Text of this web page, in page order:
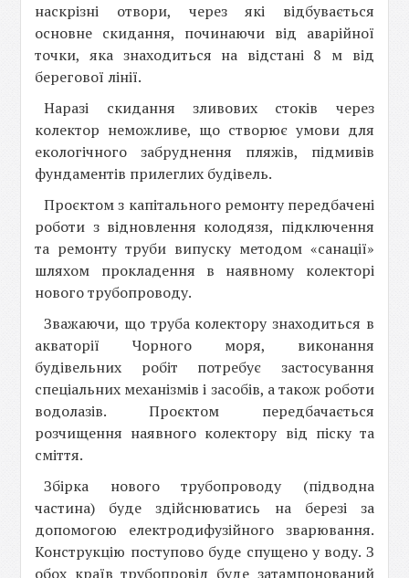
наскрізні отвори, через які відбувається
основне скидання, починаючи від аварійної
точки, яка знаходиться на відстані 8 м від
берегової лінії.
Наразі скидання зливових стоків через
колектор неможливе, що створює умови для
екологічного забруднення пляжів, підмивів
фундаментів прилеглих будівель.
Проєктом з капітального ремонту передбачені
роботи з відновлення колодязя, підключення
та ремонту труби випуску методом «санації»
шляхом прокладення в наявному колекторі
нового трубопроводу.
Зважаючи, що труба колектору знаходиться в
акваторії Чорного моря, виконання
будівельних робіт потребує застосування
спеціальних механізмів і засобів, а також роботи
водолазів. Проєктом передбачається
розчищення наявного колектору від піску та
сміття.
Збірка нового трубопроводу (підводна
частина) буде здійснюватись на березі за
допомогою електродифузійного зварювання.
Конструкцію поступово буде спущено у воду. З
обох країв трубопровід буде затампонований